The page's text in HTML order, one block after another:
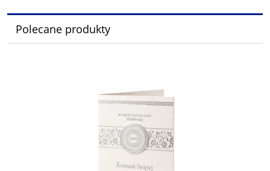
Polecane produkty